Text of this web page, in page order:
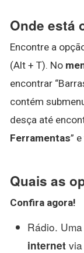
Onde está
Encontre a
(Alt + T). No
encontrar
contém
desça até
Ferramentas”
Quais as
Confira agora!
Rádio.
internet